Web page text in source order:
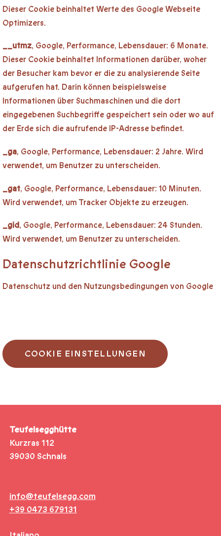
Dieser Cookie beinhaltet Werte des Google Webseite
Optimizers.
__utmz, Google, Performance, Lebensdauer: 6 Monate.
Dieser Cookie beinhaltet Informationen darüber, woher
der Besucher kam bevor er die zu analysierende Seite
aufgerufen hat. Darin können beispielsweise
Informationen über Suchmaschinen und die dort
eingegebenen Suchbegriffe gespeichert sein oder wo auf
der Erde sich die aufrufende IP-Adresse befindet.
_ga, Google, Performance, Lebensdauer: 2 Jahre. Wird
verwendet, um Benutzer zu unterscheiden.
_gat, Google, Performance, Lebensdauer: 10 Minuten.
Wird verwendet, um Tracker Objekte zu erzeugen.
_gid, Google, Performance, Lebensdauer: 24 Stunden.
Wird verwendet, um Benutzer zu unterscheiden.
Datenschutzrichtlinie Google
Datenschutz und den Nutzungsbedingungen von Google
COOKIE EINSTELLUNGEN
Teufelsegghütte
Kurzras 112
39030 Schnals
info@teufelsegg.com
+39 0473 679131